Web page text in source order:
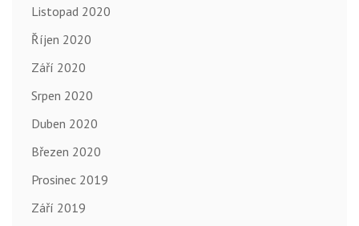
Listopad 2020
Říjen 2020
Září 2020
Srpen 2020
Duben 2020
Březen 2020
Prosinec 2019
Září 2019